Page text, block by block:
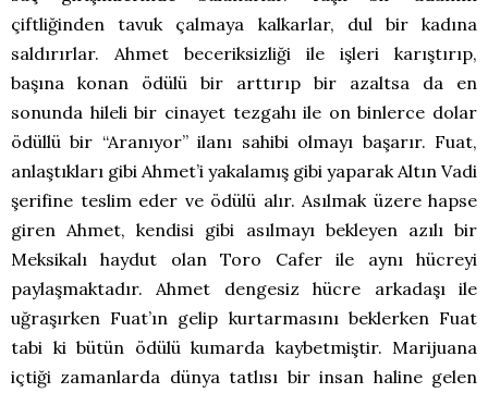
çiftliğinden tavuk çalmaya kalkarlar, dul bir kadına
saldırırlar. Ahmet beceriksizliği ile işleri karıştırıp,
başına konan ödülü bir arttırıp bir azaltsa da en
sonunda hileli bir cinayet tezgahı ile on binlerce dolar
ödüllü bir “Aranıyor” ilanı sahibi olmayı başarır. Fuat,
anlaştıkları gibi Ahmet’i yakalamış gibi yaparak Altın Vadi
şerifine teslim eder ve ödülü alır. Asılmak üzere hapse
giren Ahmet, kendisi gibi asılmayı bekleyen azılı bir
Meksikalı haydut olan Toro Cafer ile aynı hücreyi
paylaşmaktadır. Ahmet dengesiz hücre arkadaşı ile
uğraşırken Fuat’ın gelip kurtarmasını beklerken Fuat
tabi ki bütün ödülü kumarda kaybetmiştir. Marijuana
içtiği zamanlarda dünya tatlısı bir insan haline gelen